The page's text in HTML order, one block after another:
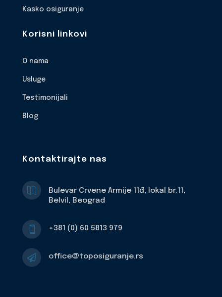
Kasko osiguranje
Korisni linkovi
O nama
Usluge
Testimonijali
Blog
Kontaktirajte nas

Bulevar Crvene Armije 11đ, lokal br.11,
Belvil, Beograd
 +381 (0) 60 5813 979
 office@toposiguranje.rs